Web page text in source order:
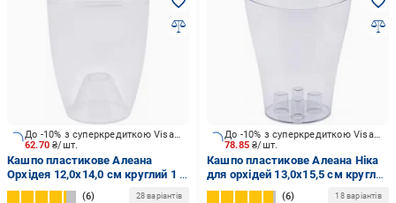
62.70₴/шт.
До -10% з суперкредиткою Visa Вигода
Кашпо пластикове Алеана
Oрхідея 12,0х14,0 см круглий 1 л
прозорий (113093)
6 28 варіантів
78.85₴/шт.
До -10% з суперкредиткою Visa Вигода
Кашпо пластикове Алеана Ніка
для орхідей 13,0x15,5 см круглий
1,1 л прозорий (114050)
6 18 варіантів